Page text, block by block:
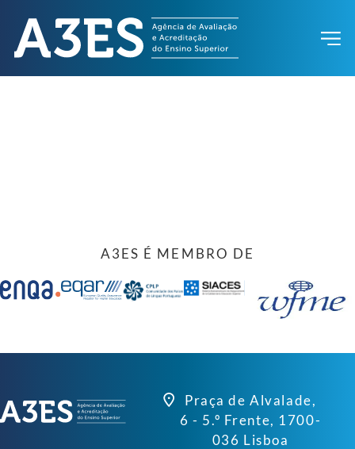
A3ES É MEMBRO DE
Praça de Alvalade,
6 - 5.º Frente, 1700-
036 Lisboa